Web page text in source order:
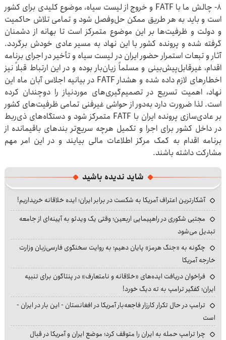
۸- چالش ما با FATF و خروج از لیست سیاه، موضوع کلیدی برای کشور
است و باید به هر طریق ممکن حل‌وفصل شود و تمامی تلاش حاکمیت
و دولت و ظرفیت‌ها بر این موضوع متمرکز است تا بهانه از دشمنان
گرفته شده و پرونده کشور با این نهاد به مسیر عادی خودش برگردد.
آثار و تبعات استمرار حضور ایران در لیست سیاه و تأخیر در اجرای برنامه
اقدام، غیرقابل‌پیش‌بینی و مسلماً زیان‌بار بوده و در این ارتباط قبلاً نیز
اخطارهای لازم داده شده و هشدار FATF در بیانیه اجلاس آبان ماه این
نهاد، اهمیت تسریع در تصمیم‌گیری‌های موردنیاز را دوچندان کرده
است. لذا ضرورت دارد به‌دور از حواشی غیرفنی تمامی ظرفیت‌های کشور
بر عادی‌سازی پرونده ایران با FATF متمرکز شود و دستگاه‌های ذی‌ربط
در داخل کشور برای اجرا و تکمیل هرچه سریع‌تر بندهای باقیمانده از
برنامه اقدام به کمک مرکز اطلاعات مالی بیایند و در این امر مهم
مشارکت داشته باشند.
شاید ندیده باشید
آشکارترین اعتراف آمریکا به شکست در برابر ایران؛ ایده خلاقانه خریداریم!
مجتبی شکوری در راهپیمایی اربعین؛ وقتی یک ویدئو به آیینه‌ای از جامعه
تبدیل می‌شود
چگونه به «جنگ هرمز» پایان دهیم؛ به روایت سخنگوی فارسی‌زبان وزارت
خارجه آمریکا
فراخوان دریافت ایده‌های «خلاقانه و نامتعارف» در پنتاگون برای تنبیه
ایران؛ کفگیر ترامپ به ته دیگ خورد!
ترامپ در حال تکرار کارزار فاجعه‌بار آمریکا در افغانستان - این بار در ایران -
است
چرا ترامپ حمله به ایران را متوقف کرد؛ موضع ایران و آمریکا در قبال